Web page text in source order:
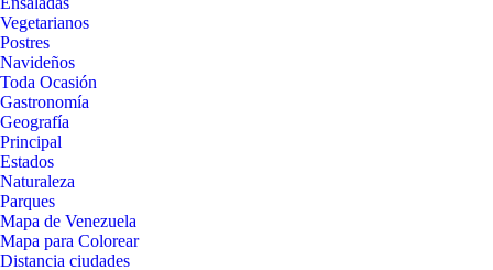
Vegetarianos
Postres
Navideños
Toda Ocasión
Gastronomía
Geografía
Principal
Estados
Naturaleza
Parques
Mapa de Venezuela
Mapa para Colorear
Distancia ciudades